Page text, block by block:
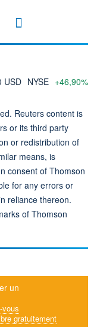
USD NYSE +46,90%
Reuters content is
or its third party
or redistribution of
means, is
consent of Thomson
for any errors or
reliance thereon.
of Thomson
un
vous
gratuitement